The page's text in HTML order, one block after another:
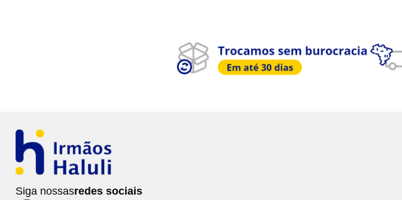
Siga nossasredes sociais